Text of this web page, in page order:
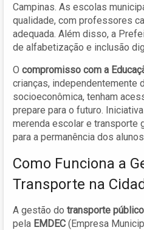
Campinas. As escolas
qualidade, com professores
adequada. Além disso, a
de alfabetização e inclusão
O compromisso com a
crianças, independentemente
socioeconômica, tenham
prepare para o futuro.
merenda escolar e transporte
para a permanência dos
Como Funciona a
Transporte na
A gestão do transporte público
pela EMDEC (Empresa